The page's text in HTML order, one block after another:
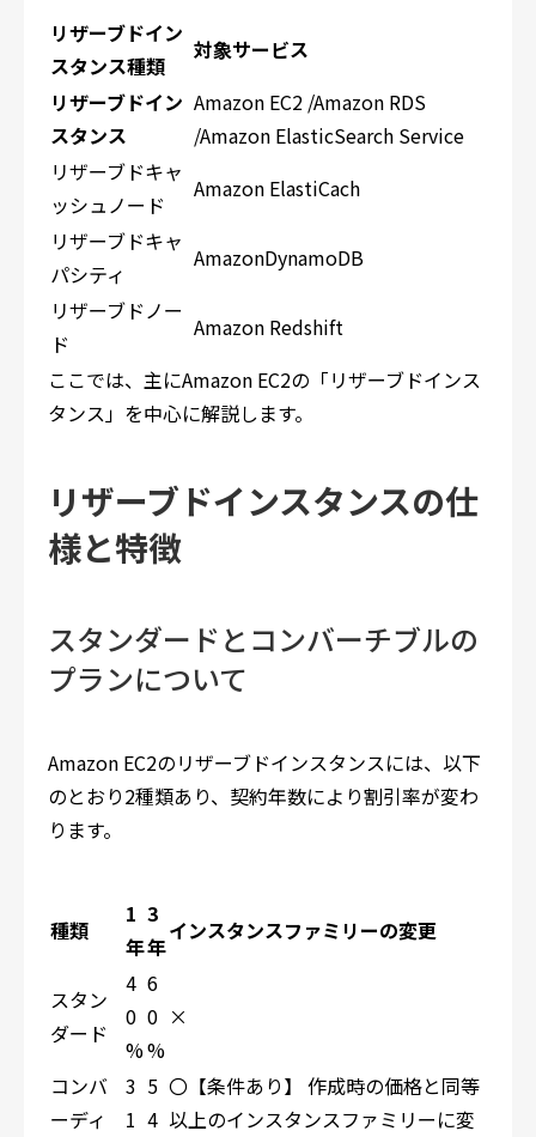
リザーブドイン
スタンス種類
対象サービス
リザーブドイン
スタンス
Amazon EC2 /Amazon RDS
/Amazon ElasticSearch Service
リザーブドキャ
ッシュノード
Amazon ElastiCach
リザーブドキャ
パシティ
AmazonDynamoDB
リザーブドノー
ド
Amazon Redshift
ここでは、主にAmazon EC2の「リザーブドインス
タンス」を中心に解説します。
リザーブドインスタンスの仕
様と特徴
スタンダードとコンバーチブルの
プランについて
Amazon EC2のリザーブドインスタンスには、以下
のとおり2種類あり、契約年数により割引率が変わ
ります。
種類
1
年
3
年
インスタンスファミリーの変更
スタン
ダード
4
0
%
6
0
%
×
コンバ
ーディ
3
1
5
4
〇【条件あり】 作成時の価格と同等
以上のインスタンスファミリーに変